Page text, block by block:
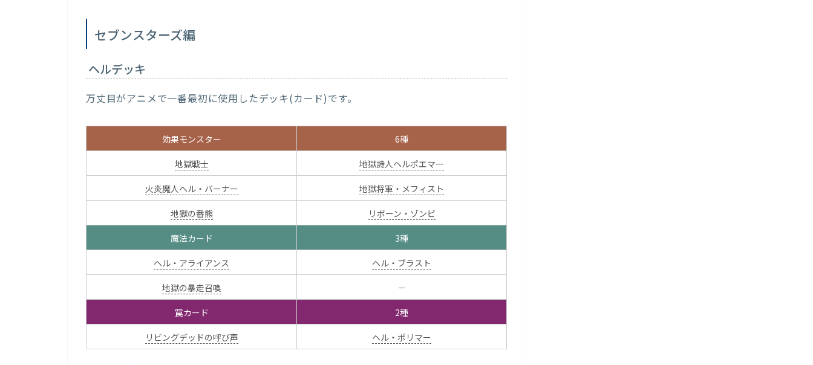
セブンスターズ編
ヘルデッキ
万丈目がアニメで一番最初に使用したデッキ(カード)です。
効果モンスター 6種
地獄戦士 地獄詩人ヘルポエマー
火炎魔人ヘル・バーナー 地獄将軍・メフィスト
地獄の番熊 リボーン・ゾンビ
魔法カード 3種
ヘル・アライアンス ヘル・ブラスト
地獄の暴走召喚 －
罠カード 2種
リビングデッドの呼び声 ヘル・ポリマー